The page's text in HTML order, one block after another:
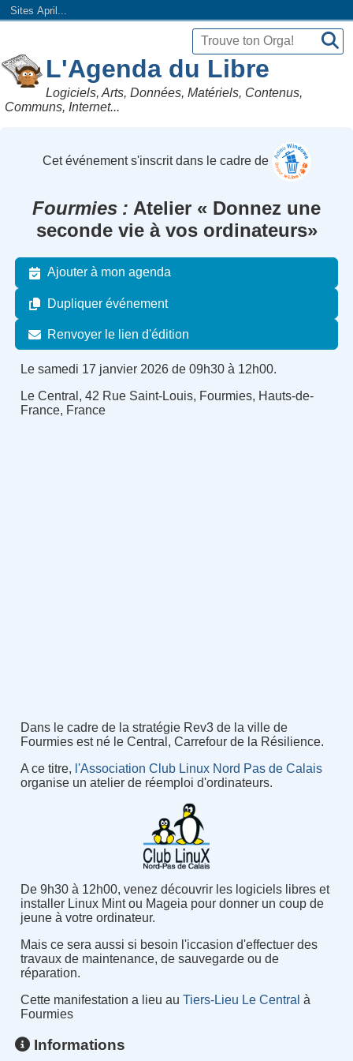
Sites April...
L'Agenda du Libre
Logiciels, Arts, Données, Matériels, Contenus,
Communs, Internet...
Cet événement s'inscrit dans le cadre de
Fourmies
Atelier « Donnez une
seconde vie à vos ordinateurs»
Ajouter à mon agenda
Dupliquer événement
Renvoyer le lien d'édition
Le samedi 17 janvier 2026 de 09h30 à 12h00.
Le Central, 42 Rue Saint-Louis, Fourmies, Hauts-de-
France, France
Dans le cadre de la stratégie Rev3 de la ville de
Fourmies est né le Central, Carrefour de la Résilience.
A ce titre, l'Association Club Linux Nord Pas de Calais
organise un atelier de réemploi d'ordinateurs.
De 9h30 à 12h00, venez découvrir les logiciels libres et
installer Linux Mint ou Mageia pour donner un coup de
jeune à votre ordinateur.
Mais ce sera aussi si besoin l'iccasion d'effectuer des
travaux de maintenance, de sauvegarde ou de
réparation.
Cette manifestation a lieu au Tiers-Lieu Le Central à
Fourmies
Informations